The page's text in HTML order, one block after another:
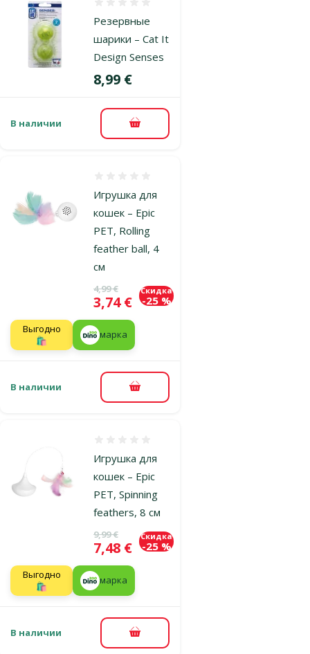
Резервные
шарики – Cat It
Design Senses
Цена
8,99 €
В наличии В корзину
Игрушка для
кошек – Epic
PET, Rolling
feather ball, 4
см
Исходная цена
4,99 €
Цена
3,74 €
Скидка
-25 %
Выгодно
🛍️
марка
В наличии В корзину
Игрушка для
кошек – Epic
PET, Spinning
feathers, 8 см
Исходная цена
9,99 €
Цена
7,48 €
Скидка
-25 %
Выгодно
🛍️
марка
В наличии В корзину